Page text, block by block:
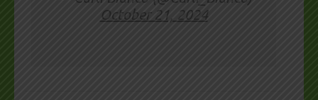
October 21, 2024